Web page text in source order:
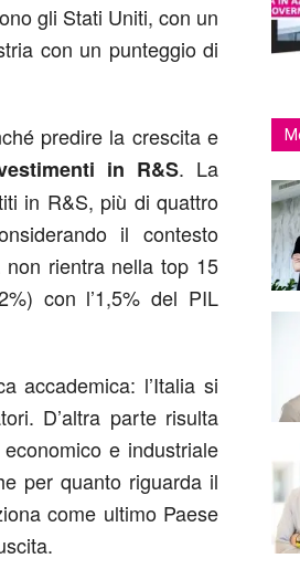
gli Stati Uniti, con un
con un punteggio di
predire la crescita e
in R&S. La
in R&S, più di quattro
il contesto
rientra nella top 15
con l’1,5% del PIL
accademica: l’Italia si
D’altra parte risulta
e industriale
per quanto riguarda il
come ultimo Paese